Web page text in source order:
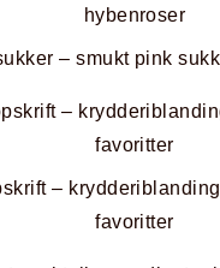
– smukt pink
–
favoritter